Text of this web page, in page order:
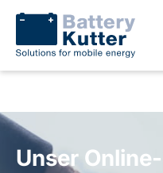
Unser